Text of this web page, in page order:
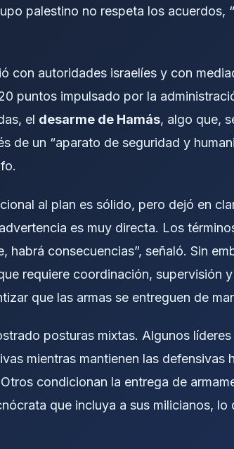
palestino no respeta los acuerdos,
con autoridades israelíes y con
puntos impulsado por la
el desarme de Hamás, algo que,
de un “aparato de seguridad y
al plan es sólido, pero dejó en
es muy directa. Los
habrá consecuencias”, señaló. Sin
requiere coordinación, supervisión
que las armas se entreguen de
posturas mixtas. Algunos
mientras mantienen las defensivas
condicionan la entrega de
que incluya a sus milicianos, lo